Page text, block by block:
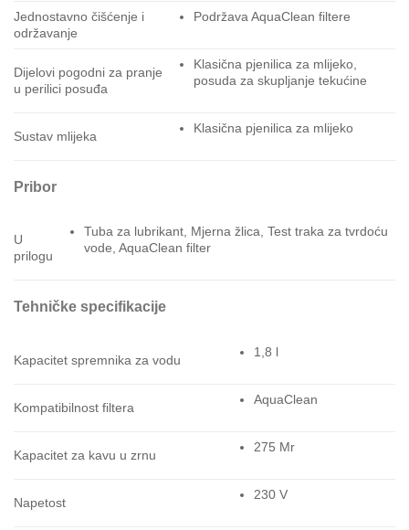
Jednostavno čišćenje i
održavanje
Podržava AquaClean filtere
Dijelovi pogodni za pranje
u perilici posuđa
Klasična pjenilica za mlijeko,
posuda za skupljanje tekućine
Sustav mlijeka
Klasična pjenilica za mlijeko
Pribor
U
prilogu
Tuba za lubrikant, Mjerna žlica, Test traka za tvrdoću
vode, AquaClean filter
Tehničke specifikacije
Kapacitet spremnika za vodu
1,8 l
Kompatibilnost filtera
AquaClean
Kapacitet za kavu u zrnu
275 Mr
Napetost
230 V